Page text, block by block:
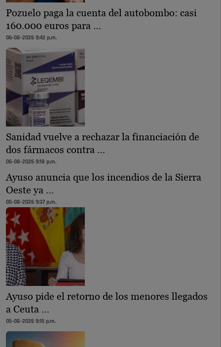
Pozuelo paga la cuenta del autobombo: casi
160.000 euros para …
06-08-2026 9:42 p.m.
Sanidad vuelve a rechazar la financiación de
dos fármacos contra …
06-08-2026 9:18 p.m.
Ayuso anuncia que los incendios de la Sierra
Oeste ya …
05-08-2026 9:37 p.m.
Ayuso pide el retorno de los menores llegados
a Ceuta …
05-08-2026 9:15 p.m.